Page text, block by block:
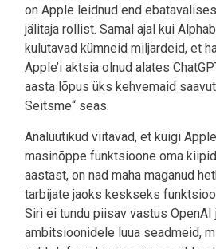
on Apple leidnud end
jälitaja rollist. Samal ajal kui
kulutavad kümneid miljardeid, et
Apple’i aktsia olnud alates
aasta lõpus üks kehvemaid
Seitsme“ seas.
Analüütikud viitavad, et kuigi
masinõppe funktsioone oma
aastast, on nad maha maganud
tarbijate jaoks keskseks
Siri ei tundu piisav vastus
ambitsioonidele luua seadmeid,